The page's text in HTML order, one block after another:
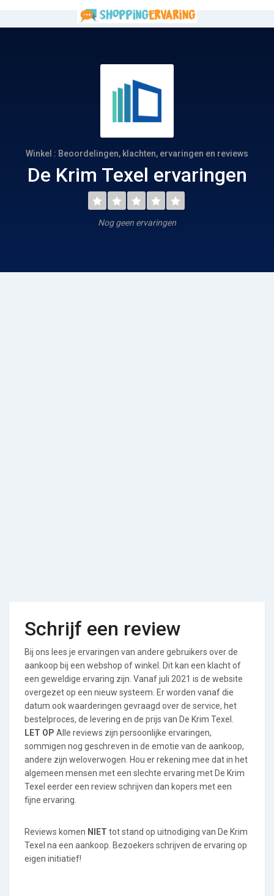
Winkel : Beoordelingen, klachten, ervaringen en reviews
De Krim Texel ervaringen
Nog geen ervaringen
Schrijf een review
Bij ons lees je ervaringen van andere gebruikers over de
aankoop bij een webshop of winkel. Dit kan een klacht of
een geweldige ervaring zijn. Vanaf juli 2021 is de website
overgezet op een nieuw systeem. Er worden vanaf die
datum ook waarderingen gevraagd over de service, het
bestelproces, de levering en de prijs van De Krim Texel.
LET OP Alle reviews zijn persoonlijke ervaringen,
sommigen nog geschreven in de emotie van de aankoop,
andere zijn weloverwogen. Hou er rekening mee dat in het
algemeen mensen met een slechte ervaring met De Krim
Texel eerder een review schrijven dan kopers met een
fijne ervaring.
Reviews komen NIET tot stand op uitnodiging van De Krim
Texel na een aankoop. Bezoekers schrijven de ervaring op
eigen initiatief!